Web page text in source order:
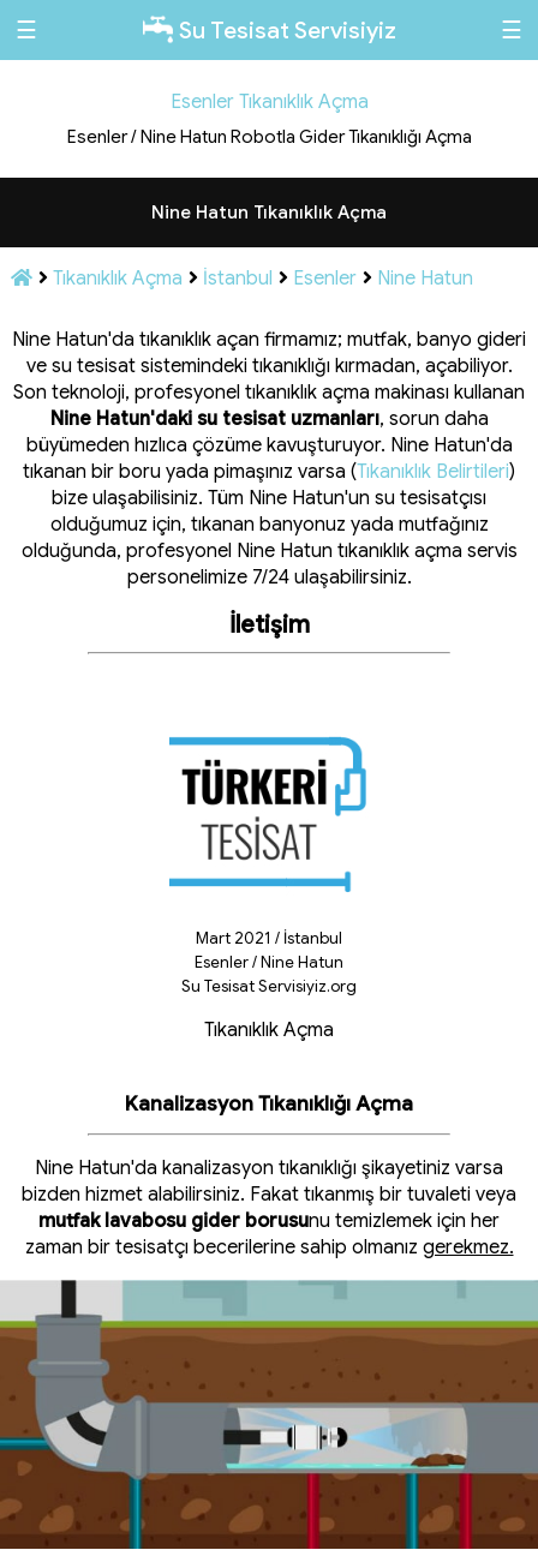
☰ Su Tesisat Servisiyiz ☰
Esenler Tıkanıklık Açma
Esenler / Nine Hatun Robotla Gider Tıkanıklığı Açma
Nine Hatun Tıkanıklık Açma
Tıkanıklık Açma İstanbul Esenler Nine Hatun
Nine Hatun'da tıkanıklık açan firmamız; mutfak, banyo gideri
ve su tesisat sistemindeki tıkanıklığı kırmadan, açabiliyor.
Son teknoloji, profesyonel tıkanıklık açma makinası kullanan
Nine Hatun'daki su tesisat uzmanları, sorun daha
büyümeden hızlıca çözüme kavuşturuyor. Nine Hatun'da
tıkanan bir boru yada pimaşınız varsa (Tıkanıklık Belirtileri)
bize ulaşabilisiniz. Tüm Nine Hatun'un su tesisatçısı
olduğumuz için, tıkanan banyonuz yada mutfağınız
olduğunda, profesyonel Nine Hatun tıkanıklık açma servis
personelimize 7/24 ulaşabilirsiniz.
İletişim
Mart 2021 / İstanbul
Esenler / Nine Hatun
Su Tesisat Servisiyiz.org
Tıkanıklık Açma
Kanalizasyon Tıkanıklığı Açma
Nine Hatun'da kanalizasyon tıkanıklığı şikayetiniz varsa
bizden hizmet alabilirsiniz. Fakat tıkanmış bir tuvaleti veya
mutfak lavabosu gider borusunu temizlemek için her
zaman bir tesisatçı becerilerine sahip olmanız gerekmez.